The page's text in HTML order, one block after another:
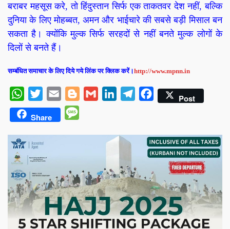
बराबर महसूस करे, तो हिंदुस्तान सिर्फ एक ताकतवर देश नहीं, बल्कि
दुनिया के लिए मोहब्बत, अमन और भाईचारे की सबसे बड़ी मिसाल बन
सकता है। क्योंकि मुल्क सिर्फ सरहदों से नहीं बनते मुल्क लोगों के
दिलों से बनते हैं।
सम्बंधित समाचार के लिए दिये गये लिंक पर क्लिक करें।http://www.mpnn.in
WhatsApp
Twitter Email BloggerGmail LinkedInTelegramFacebookPost
Share